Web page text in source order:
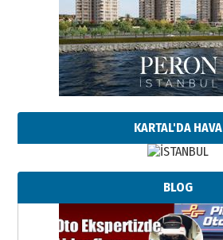
KARTAL'DA HAVA
BLOG